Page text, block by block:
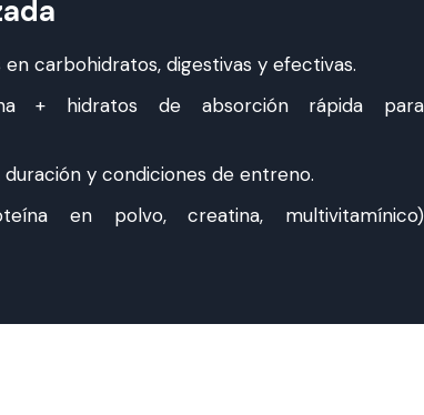
carbohidratos, digestivas y efectivas.
+ hidratos de absorción rápida para
y condiciones de entreno.
en polvo, creatina, multivitamínico)